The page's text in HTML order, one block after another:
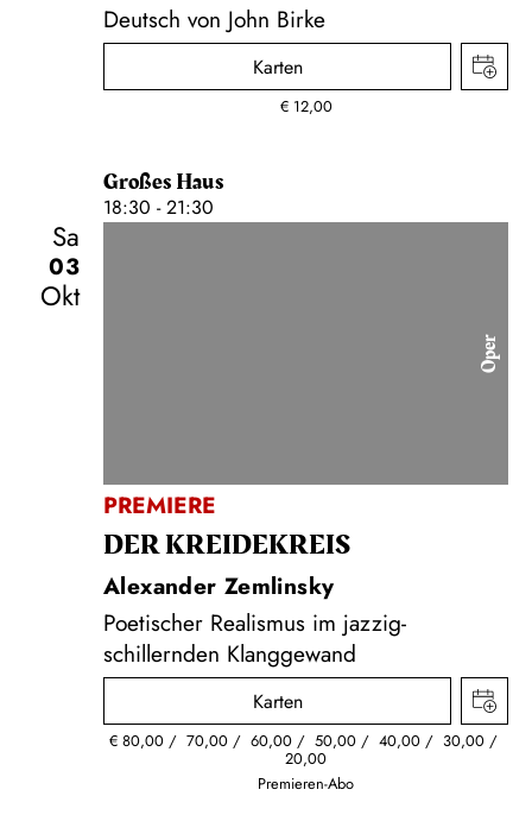
Deutsch von John Birke
Karten
€ 12,00
Großes Haus
18:30 - 21:30
Sa
03
Okt
Oper
PREMIERE
DER KREIDE­KREIS
Alexander Zemlinsky
Poetischer Realismus im jazzig-
schillernden Klanggewand
Karten
€ 80,00 70,00 60,00 50,00 40,00 30,00
20,00
Premieren-Abo